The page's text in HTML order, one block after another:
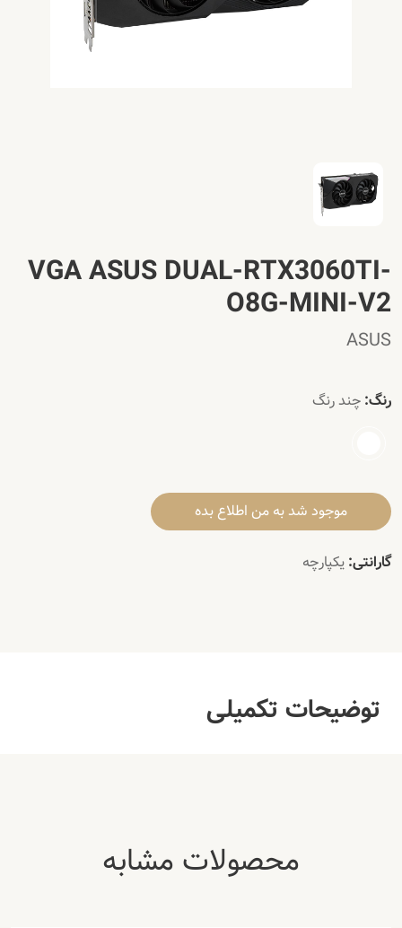
VGA ASUS DUAL-RTX3060TI-
O8G-MINI-V2
ASUS
رنگ: چند رنگ
موجود شد به من اطلاع بده
گارانتی: یکپارچه
توضیحات تکمیلی
محصولات مشابه